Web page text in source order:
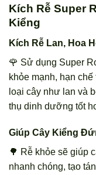
Kích Rễ Super
Kiểng
Kích Rễ Lan, Hoa
🌹 Sử dụng Super
khỏe mạnh, hạn
loại cây như lan và
thụ dinh dưỡng tốt
Giúp Cây Kiểng
🌳 Rễ khỏe sẽ giúp
nhanh chóng, tạo